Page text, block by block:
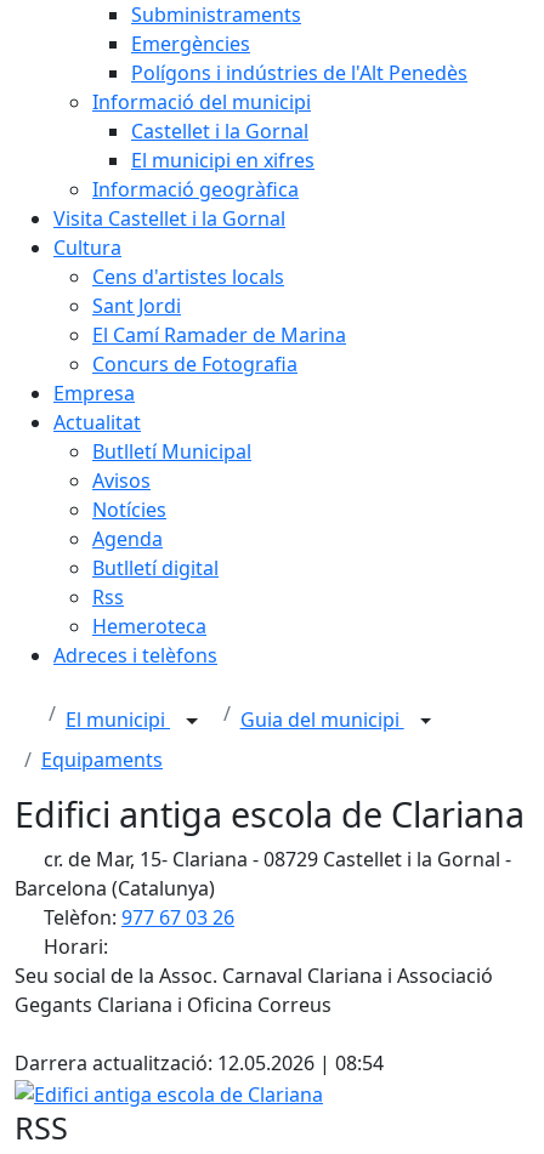
Subministraments
Emergències
Polígons i indústries de l'Alt Penedès
Informació del municipi
Castellet i la Gornal
El municipi en xifres
Informació geogràfica
Visita Castellet i la Gornal
Cultura
Cens d'artistes locals
Sant Jordi
El Camí Ramader de Marina
Concurs de Fotografia
Empresa
Actualitat
Butlletí Municipal
Avisos
Notícies
Agenda
Butlletí digital
Rss
Hemeroteca
Adreces i telèfons
El municipi
Guia del municipi
Equipaments
Edifici antiga escola de Clariana
cr. de Mar, 15- Clariana - 08729 Castellet i la Gornal -
Barcelona (Catalunya)
Telèfon: 977 67 03 26
Horari:
Seu social de la Assoc. Carnaval Clariana i Associació
Gegants Clariana i Oficina Correus
Darrera actualització: 12.05.2026 | 08:54
Edifici antiga escola de Clariana
RSS